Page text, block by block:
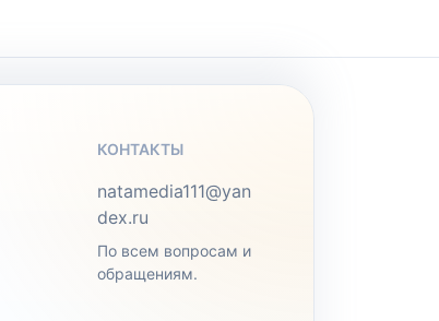
КОНТАКТЫ
natamedia111@yan
dex.ru
По всем вопросам и
обращениям.